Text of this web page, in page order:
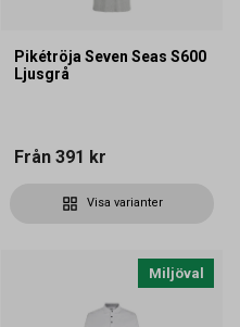
Pikétröja Seven Seas S600
Ljusgrå
Från 391 kr
Visa varianter
Miljöval